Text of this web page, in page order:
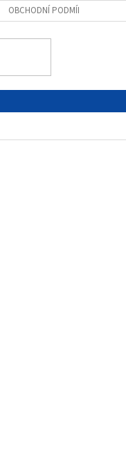
OBCHODNÍ PODMÍNKY